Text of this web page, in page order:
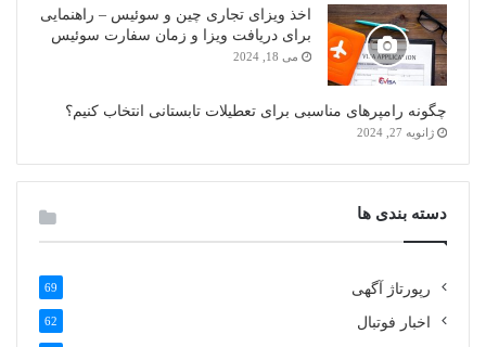
اخذ ویزای تجاری چین و سوئیس – راهنمایی
برای دریافت ویزا و زمان سفارت سوئیس
می 18, 2024
چگونه رامپرهای مناسبی برای تعطیلات تابستانی انتخاب کنیم؟
ژانویه 27, 2024
دسته بندی ها
رپورتاژ آگهی 69
اخبار فوتبال 62